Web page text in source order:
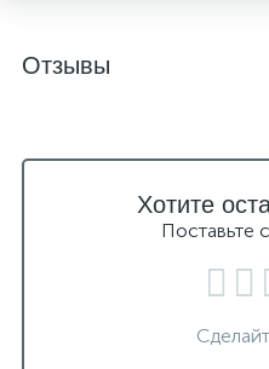
Отзывы
Хотите
Поставьте